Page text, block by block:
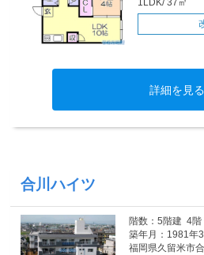
1LDK/ 37㎡
詳細を見る
合川ハイツ
階数：5階建 4階
築年月：1981年3
福岡県久留米市